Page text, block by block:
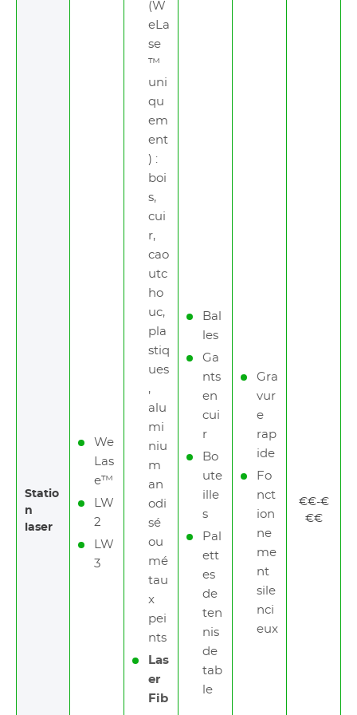
Statio
n
laser
We
Las
e™
LW
2
LW
3
(W
eLa
se
™
uni
qu
em
ent
) :
boi
s,
cui
r,
cao
utc
ho
uc,
pla
stiq
ues
,
alu
mi
niu
m
an
odi
sé
ou
mé
tau
x
pei
nts
Las
er
Fib
Bal
les
Ga
nts
en
cui
r
Bo
ute
ille
s
Pal
ett
es
de
ten
nis
de
tab
le
Gra
vur
e
rap
ide
Fo
nct
ion
ne
me
nt
sile
nci
eux
€€-€
€€